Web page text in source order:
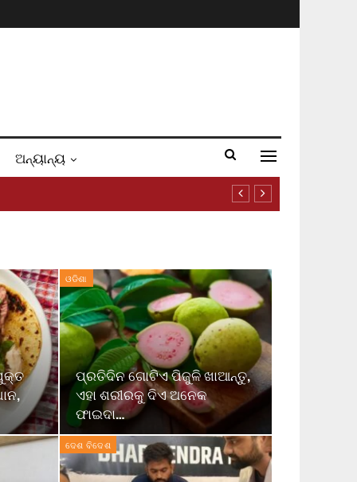
ଅନ୍ୟାନ୍ୟ
ଓଡିଶା
ପ୍ରତିଦିନ ଗୋଟିଏ ପିଜୁଳି ଖାଆନ୍ତୁ,
ଏହା ଶରୀରକୁ ଦିଏ ଅନେକ
ଫାଇଦା…
ଦେଶ ବିଦେଶ